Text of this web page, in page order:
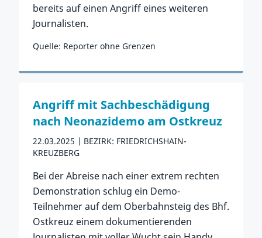
bereits auf einen Angriff eines weiteren
Journalisten.
Quelle: Reporter ohne Grenzen
Zum Vorfall
Angriff mit Sachbeschädigung
nach Neonazidemo am Ostkreuz
22.03.2025
BEZIRK: FRIEDRICHSHAIN-
KREUZBERG
Bei der Abreise nach einer extrem rechten
Demonstration schlug ein Demo-
Teilnehmer auf dem Oberbahnsteig des Bhf.
Ostkreuz einem dokumentierenden